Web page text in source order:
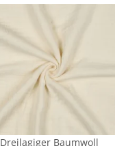
Dreilagiger Baumwoll